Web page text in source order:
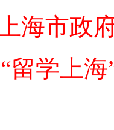
上海市
留学上